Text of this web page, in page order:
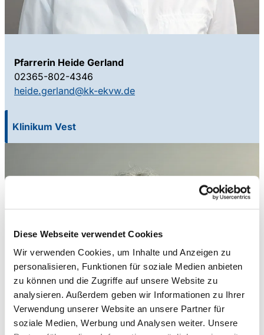
Diese Webseite verwendet Cookies
Wir verwenden Cookies, um Inhalte und Anzeigen zu
personalisieren, Funktionen für soziale Medien anbieten
zu können und die Zugriffe auf unsere Website zu
analysieren. Außerdem geben wir Informationen zu Ihrer
Verwendung unserer Website an unsere Partner für
soziale Medien, Werbung und Analysen weiter. Unsere
Pfarrerin Heide Gerland
02365-802-4346
heide.gerland@kk-ekvw.de
Klinikum Vest